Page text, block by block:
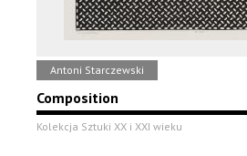
Antoni Starczewski
Composition
Kolekcja Sztuki XX i XXI wieku